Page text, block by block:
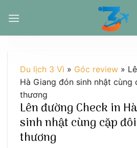
đến
Du lịch 3 Vì » Góc review »
Hà Giang đón sinh nhật cùng
thương
Lên đường Check in
sinh nhật cùng cặp
thương